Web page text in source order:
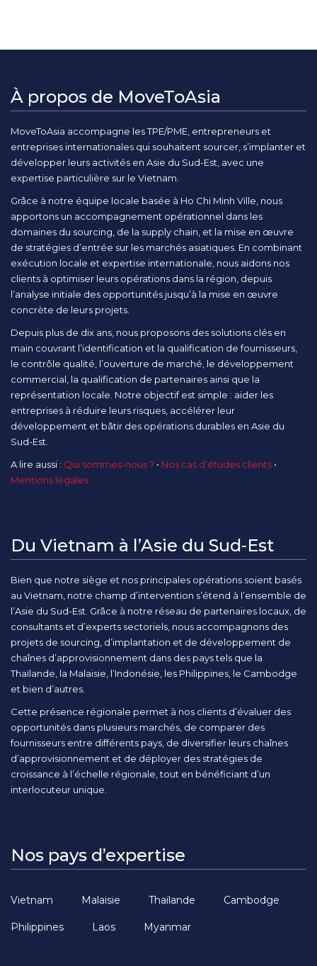
À propos de MoveToAsia
MoveToAsia accompagne les TPE/PME, entrepreneurs et
entreprises internationales qui souhaitent sourcer, s’implanter et
développer leurs activités en Asie du Sud-Est, avec une
expertise particulière sur le Vietnam.
Grâce à notre équipe locale basée à Ho Chi Minh Ville, nous
apportons un accompagnement opérationnel dans les
domaines du sourcing, de la supply chain, et la mise en œuvre
de stratégies d’entrée sur les marchés asiatiques. En combinant
exécution locale et expertise internationale, nous aidons nos
clients à optimiser leurs opérations dans la région, depuis
l’analyse initiale des opportunités jusqu’à la mise en œuvre
concrète de leurs projets.
Depuis plus de dix ans, nous proposons des solutions clés en
main couvrant l’identification et la qualification de fournisseurs,
le contrôle qualité, l’ouverture de marché, le développement
commercial, la qualification de partenaires ainsi que la
représentation locale. Notre objectif est simple : aider les
entreprises à réduire leurs risques, accélérer leur
développement et bâtir des opérations durables en Asie du
Sud-Est.
A lire aussi : Qui sommes-nous ? • Nos cas d’études clients •
Mentions légales
Du Vietnam à l’Asie du Sud-Est
Bien que notre siège et nos principales opérations soient basés
au Vietnam, notre champ d’intervention s’étend à l’ensemble de
l’Asie du Sud-Est. Grâce à notre réseau de partenaires locaux, de
consultants et d’experts sectoriels, nous accompagnons des
projets de sourcing, d’implantation et de développement de
chaînes d’approvisionnement dans des pays tels que la
Thaïlande, la Malaisie, l’Indonésie, les Philippines, le Cambodge
et bien d’autres.
Cette présence régionale permet à nos clients d’évaluer des
opportunités dans plusieurs marchés, de comparer des
fournisseurs entre différents pays, de diversifier leurs chaînes
d’approvisionnement et de déployer des stratégies de
croissance à l’échelle régionale, tout en bénéficiant d’un
interlocuteur unique.
Nos pays d’expertise
Vietnam Malaisie Thaïlande Cambodge
Philippines Laos Myanmar